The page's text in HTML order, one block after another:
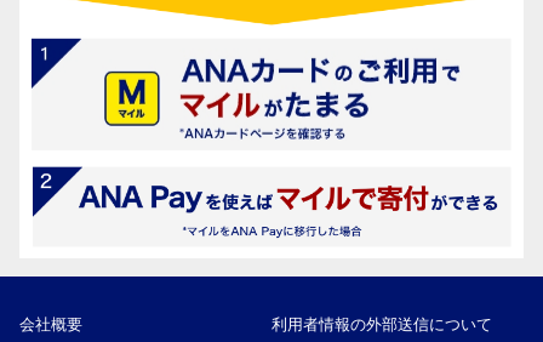
会社概要 利用者情報の外部送信について